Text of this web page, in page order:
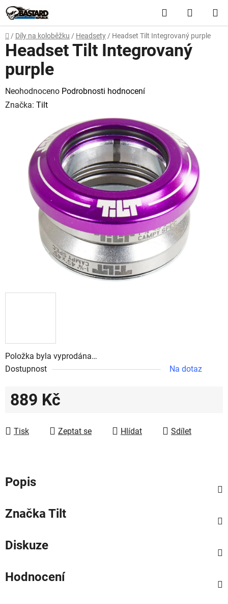
Přejít
na
obsah
Hledat
KOŠÍK
Domů
/ Díly na koloběžku / Headsety / Headset Tilt Integrovaný purple
Položka byla vyprodána…
Dostupnost
Na dotaz
889 Kč
Tisk
Zeptat se Hlídat Sdílet
Headset Tilt Integrovaný
purple
Průměrné
hodnocení
hvězdiček.
Neohodnoceno Podrobnosti hodnocení
Značka: Tilt
Popis
Značka Tilt
Diskuze
Hodnocení